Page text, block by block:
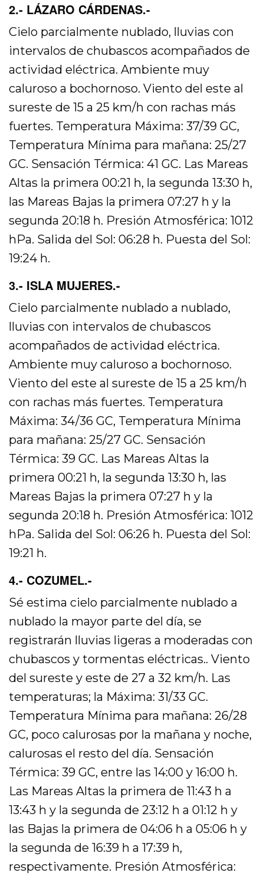
2.- LÁZARO CÁRDENAS.-
Cielo parcialmente nublado, lluvias con
intervalos de chubascos acompañados de
actividad eléctrica. Ambiente muy
caluroso a bochornoso. Viento del este al
sureste de 15 a 25 km/h con rachas más
fuertes. Temperatura Máxima: 37/39 GC,
Temperatura Mínima para mañana: 25/27
GC. Sensación Térmica: 41 GC. Las Mareas
Altas la primera 00:21 h, la segunda 13:30 h,
las Mareas Bajas la primera 07:27 h y la
segunda 20:18 h. Presión Atmosférica: 1012
hPa. Salida del Sol: 06:28 h. Puesta del Sol:
19:24 h.
3.- ISLA MUJERES.-
Cielo parcialmente nublado a nublado,
lluvias con intervalos de chubascos
acompañados de actividad eléctrica.
Ambiente muy caluroso a bochornoso.
Viento del este al sureste de 15 a 25 km/h
con rachas más fuertes. Temperatura
Máxima: 34/36 GC, Temperatura Mínima
para mañana: 25/27 GC. Sensación
Térmica: 39 GC. Las Mareas Altas la
primera 00:21 h, la segunda 13:30 h, las
Mareas Bajas la primera 07:27 h y la
segunda 20:18 h. Presión Atmosférica: 1012
hPa. Salida del Sol: 06:26 h. Puesta del Sol:
19:21 h.
4.- COZUMEL.-
Sé estima cielo parcialmente nublado a
nublado la mayor parte del día, se
registrarán lluvias ligeras a moderadas con
chubascos y tormentas eléctricas.. Viento
del sureste y este de 27 a 32 km/h. Las
temperaturas; la Máxima: 31/33 GC.
Temperatura Mínima para mañana: 26/28
GC, poco calurosas por la mañana y noche,
calurosas el resto del día. Sensación
Térmica: 39 GC, entre las 14:00 y 16:00 h.
Las Mareas Altas la primera de 11:43 h a
13:43 h y la segunda de 23:12 h a 01:12 h y
las Bajas la primera de 04:06 h a 05:06 h y
la segunda de 16:39 h a 17:39 h,
respectivamente. Presión Atmosférica: